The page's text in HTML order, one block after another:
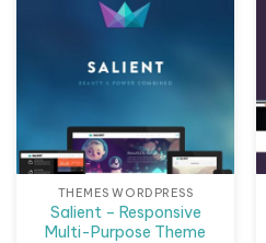
THEMES WORDPRESS
Salient – Responsive
Multi-Purpose Theme